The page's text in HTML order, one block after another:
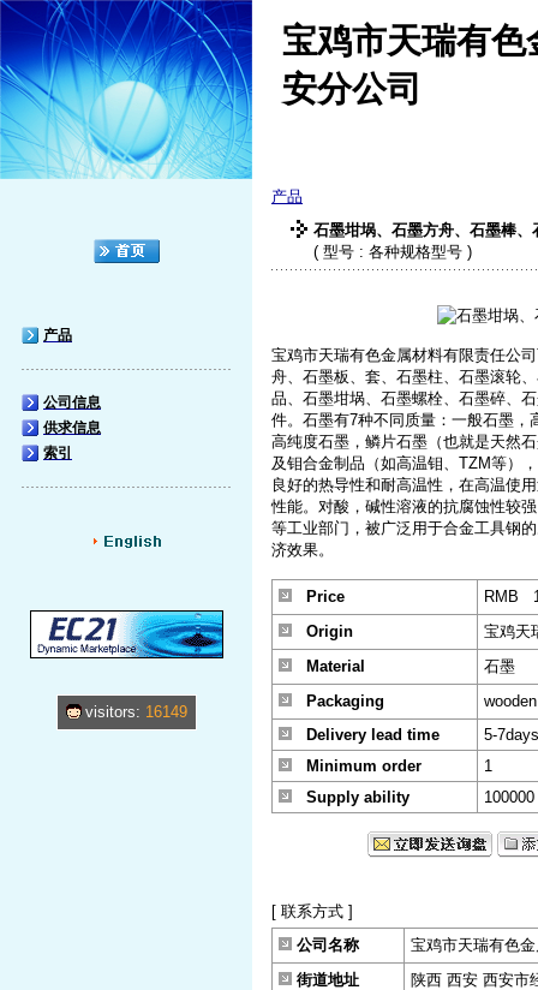
产品
公司信息
供求信息
索引
visitors: 16149
宝鸡市天瑞有
安分公司
产品
石墨坩埚、石墨方舟、石墨棒、
( 型号 : 各种规格型号 )
宝鸡市天瑞有色金属材料有限责任公
舟、石墨板、套、石墨柱、石墨滚轮
品、石墨坩埚、石墨螺栓、石墨碎、
件。石墨有7种不同质量：一般石墨
高纯度石墨，鳞片石墨（也就是天然
及钼合金制品（如高温钼、TZM等）
良好的热导性和耐高温性，在高温使
性能。对酸，碱性溶液的抗腐蚀性较
等工业部门，被广泛用于合金工具钢
济效果。
Price
RMB
Origin
宝鸡天
Material
石墨
Packaging
Delivery lead time
5-7days
Minimum order
1
Supply ability
100000
[ 联系方式 ]
公司名称
宝鸡市天瑞有色
街道地址
陕西 西安 西安市